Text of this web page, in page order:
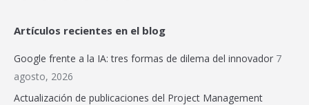
opens
new
opens
in
new
opens
in
new
opens
in
opens
in
page
opens
Artículos recientes en el blog
Google frente a la IA: tres formas de dilema del innovador 7
agosto, 2026
Actualización de publicaciones del Project Management